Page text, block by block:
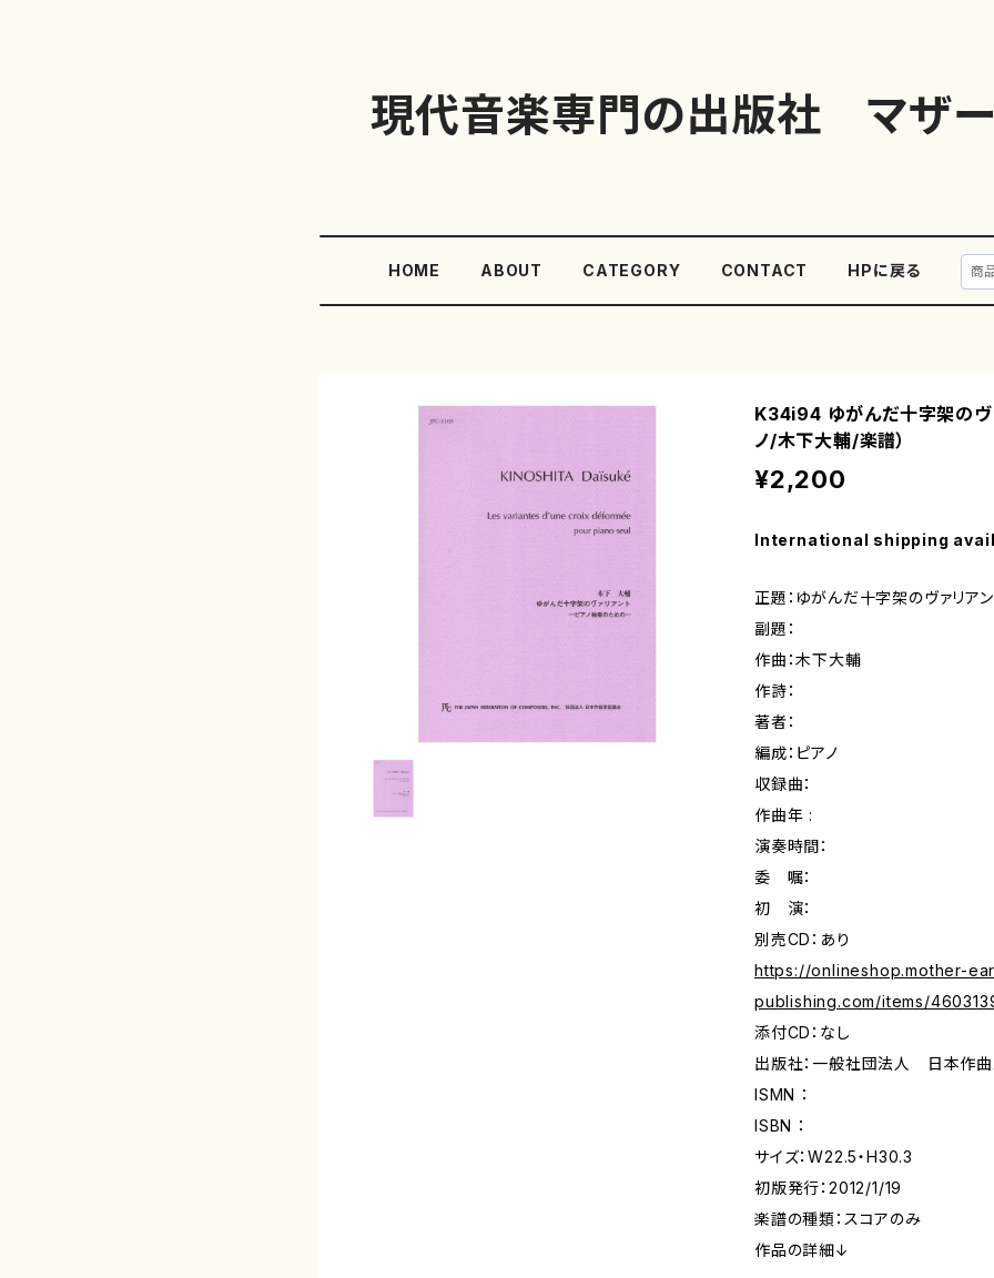
現代音楽専門の出版社 マザー
HOME ABOUT CATEGORY CONTACT HPに戻る
K34i94 ゆがんだ十字架のヴ
ノ/木下大輔/楽譜）
¥2,200
International shipping
正題：ゆがんだ十字架のヴァリアン
副題：
作曲：木下大輔
作詩：
著者：
編成：ピアノ
収録曲：
作曲年 :
演奏時間：
委 嘱：
初 演：
別売CD：あり
https://onlineshop.mother-
publishing.com/items/
添付CD：なし
出版社：一般社団法人 日本作
ISMN ：
ISBN ：
サイズ：W22.5・H30.3
初版発行：2012/1/19
楽譜の種類：スコアのみ
作品の詳細↓